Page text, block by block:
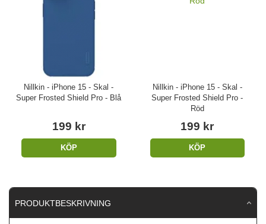
Nillkin - iPhone 15 - Skal -
Super Frosted Shield Pro - Blå
199 kr
KÖP
Nillkin - iPhone 15 - Skal -
Super Frosted Shield Pro -
Röd
199 kr
KÖP
PRODUKTBESKRIVNING